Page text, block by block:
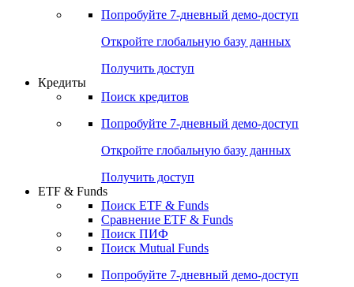
Попробуйте 7-дневный демо-доступ
Откройте глобальную базу данных
Получить доступ
Кредиты
Поиск кредитов
Попробуйте 7-дневный демо-доступ
Откройте глобальную базу данных
Получить доступ
ETF & Funds
Поиск ETF & Funds
Сравнение ETF & Funds
Поиск ПИФ
Поиск Mutual Funds
Попробуйте 7-дневный демо-доступ